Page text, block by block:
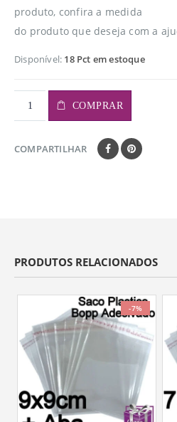
produto, confira a medida
do produto que deseja com a
Disponível: 18 Pct em estoque
COMPRAR
COMPARTILHAR
PRODUTOS RELACIONADOS
-7%